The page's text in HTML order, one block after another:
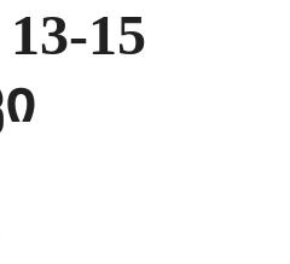
15